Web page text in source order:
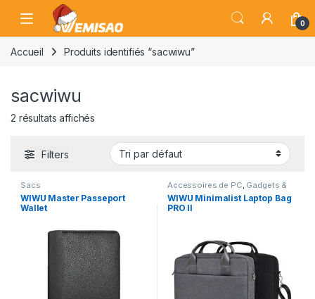
Skip to navigation
Skip to content
Open 0
Accueil Produits identifiés “sacwiwu”
sacwiwu
2 résultats affichés
Filters
Sacs
WIWU Master Passeport
Wallet
Accessoires de PC Gadgets &
Accessoires Laptops Laptops
& Computers,Sacoche,Sacs
WIWU Minimalist Laptop Bag
PRO II